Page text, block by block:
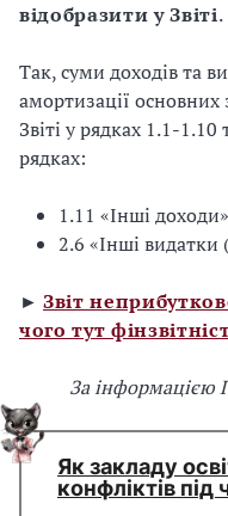
відобразити у Звіті.
Так, суми доходів та
амортизації основних
Звіті у рядках 1.1-
рядках:
1.11 «Інші
2.6 «Інші видатки
► Звіт
чого тут
За інформацією
Як закладу
конфліктів